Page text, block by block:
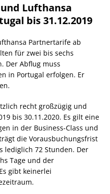
und Lufthansa
bis 31.12.2019
Partnertarife ab
für zwei bis sechs
Der Abflug muss
in Portugal erfolgen. Er
recht großzügig und
bis 30.11.2020. Es gilt eine
in der Business-Class und
die Vorausbuchungsfrist
lediglich 72 Stunden. Der
Tage und der
gibt keinerlei